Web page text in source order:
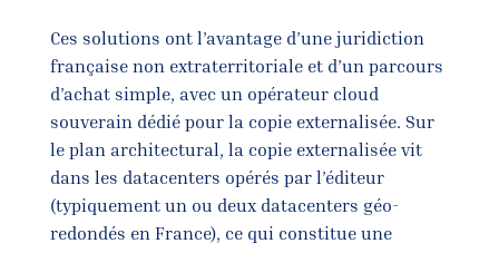
Ces solutions ont l’avantage d’une juridiction
française non extraterritoriale et d’un parcours
d’achat simple, avec un opérateur cloud
souverain dédié pour la copie externalisée. Sur
le plan architectural, la copie externalisée vit
dans les datacenters opérés par l’éditeur
(typiquement un ou deux datacenters géo-
redondés en France), ce qui constitue une